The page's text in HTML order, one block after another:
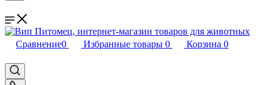
Сравнение0 Избранные товары 0 Корзина 0